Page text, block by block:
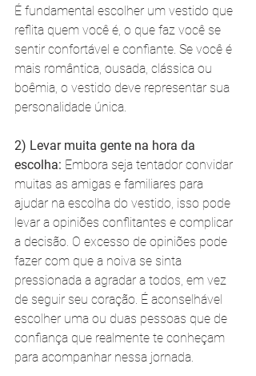
É fundamental escolher um vestido que
reflita quem você é, o que faz você se
sentir confortável e confiante. Se você é
mais romântica, ousada, clássica ou
boêmia, o vestido deve representar sua
personalidade única.
2) Levar muita gente na hora da
escolha: Embora seja tentador convidar
muitas as amigas e familiares para
ajudar na escolha do vestido, isso pode
levar a opiniões conflitantes e complicar
a decisão. O excesso de opiniões pode
fazer com que a noiva se sinta
pressionada a agradar a todos, em vez
de seguir seu coração. É aconselhável
escolher uma ou duas pessoas que de
confiança que realmente te conheçam
para acompanhar nessa jornada.